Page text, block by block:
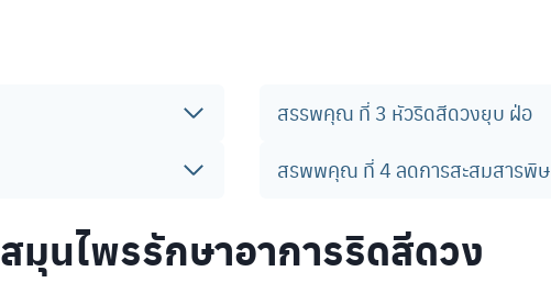
สรรพคุณ ที่ 3 หัวริดสีดวงยุบ ฝ่อ
สรพพคุณ ที่ 4 ลดการสะสมสารพิษ
สมุนไพรรักษาอาการริดสีดวง